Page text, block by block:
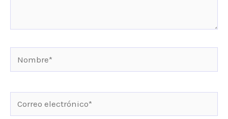
Nombre*
electrónico*